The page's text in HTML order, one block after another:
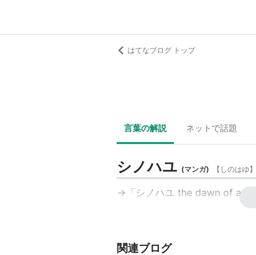
はてなブログ トップ
言葉の解説 ネットで話題
シノハユ (マンガ) 【 しのはゆ】
→「シノハユ the dawn of age
関連ブログ